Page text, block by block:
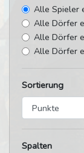
Alle Spieler
Alle Dörfer
Alle Dörfer
Alle Dörfer
Sortierung
Spalten